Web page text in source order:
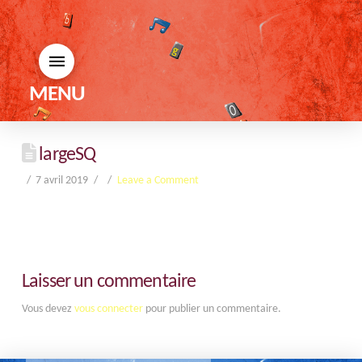
MENU
largeSQ
7 avril 2019 Leave a Comment
Laisser un commentaire
Vous devez vous connecterpour publier un commentaire.